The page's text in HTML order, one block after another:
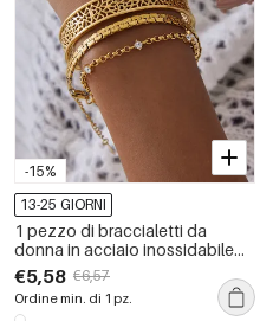
-15%
13-25 GIORNI
1 pezzo di braccialetti da
donna in acciaio inossidabile
scavato, impermeabili, color oro
€5,58 €6,57
Ordine min. di 1 pz.